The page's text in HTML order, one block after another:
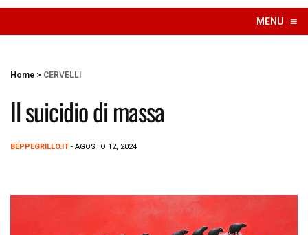
MENU ≡
☰
Home > CERVELLI
Il suicidio di massa
BEPPEGRILLO.IT - AGOSTO 12, 2024